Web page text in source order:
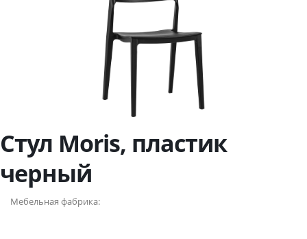
Стул Moris, пластик
черный
Мебельная фабрика: